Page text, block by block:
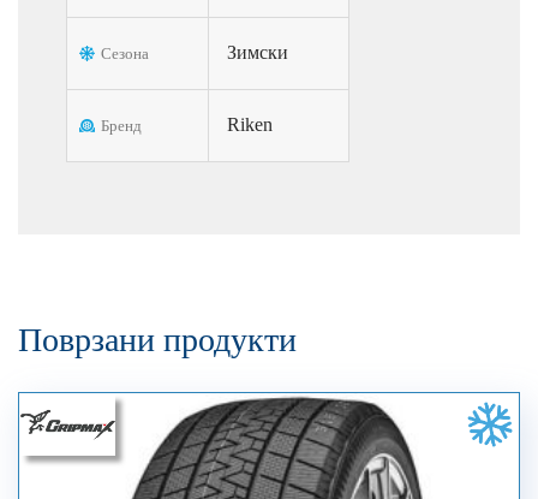
Сезона Зимски
Бренд Riken
Поврзани продукти